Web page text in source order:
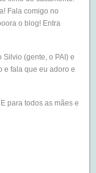
Fala comigo no
o blog! Entra
(gente, o PAI) e
e fala que eu adoro e
para todos as mães e